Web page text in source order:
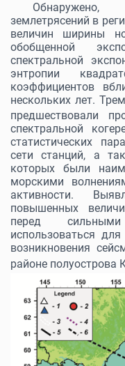
землетрясений в
величин ширины
обобщенной
спектральной
энтропии
коэффициентов
нескольких лет.
предшествовали
спектральной
статистических
сети станций, а
которых были
морскими
активности.
повышенных
перед
использоваться
возникновения
районе полуострова